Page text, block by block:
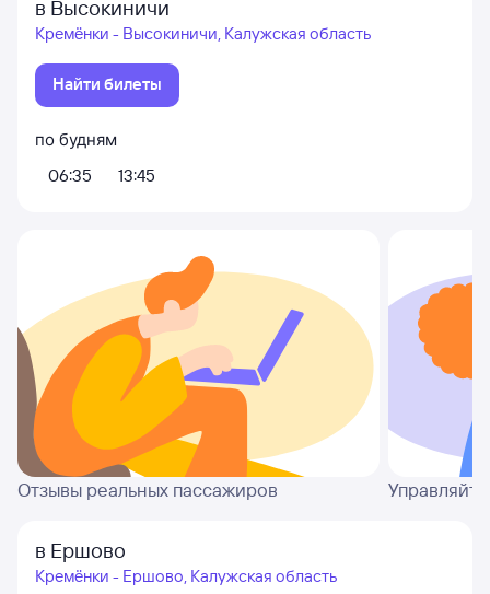
в Высокиничи
Кремёнки - Высокиничи, Калужская область
Найти билеты
по будням
06:35
13:45
Отзывы реальных пассажиров
в Ершово
Кремёнки - Ершово, Калужская область